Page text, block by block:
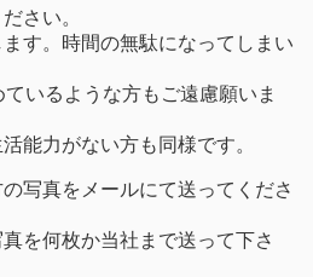
さい。
す。時間の無駄になってしまい
いるような方もご遠慮願いま
能力がない方も同様です。
写真をメールにて送ってくださ
を何枚か当社まで送って下さ